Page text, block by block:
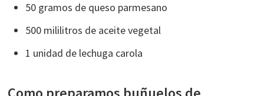
50 gramos de queso parmesano
500 mililitros de aceite vegetal
1 unidad de lechuga carola